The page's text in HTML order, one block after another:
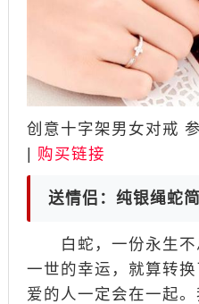
创意十字架男女对戒
| 购买链接
送情侣：纯银绳蛇
白蛇，一份永生不
一世的幸运，就算转
爱的人一定会在一起